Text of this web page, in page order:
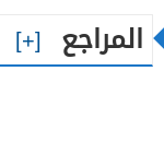
المراجع